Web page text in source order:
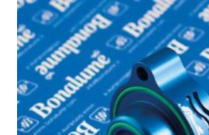
36,30 €
Les